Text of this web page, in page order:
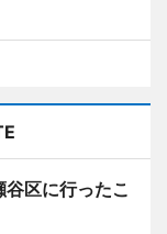
区に行ったこ